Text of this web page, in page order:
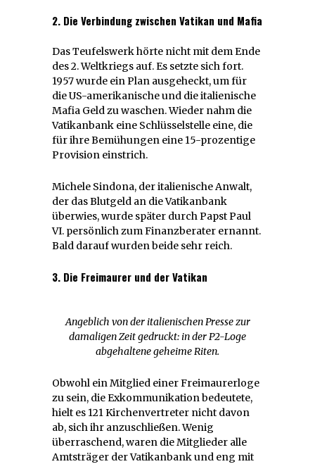
2. Die Verbindung zwischen Vatikan und Mafia
Das Teufelswerk hörte nicht mit dem Ende
des 2. Weltkriegs auf. Es setzte sich fort.
1957 wurde ein Plan ausgeheckt, um für
die US-amerikanische und die italienische
Mafia Geld zu waschen. Wieder nahm die
Vatikanbank eine Schlüsselstelle eine, die
für ihre Bemühungen eine 15-prozentige
Provision einstrich.
Michele Sindona, der italienische Anwalt,
der das Blutgeld an die Vatikanbank
überwies, wurde später durch Papst Paul
VI. persönlich zum Finanzberater ernannt.
Bald darauf wurden beide sehr reich.
3. Die Freimaurer und der Vatikan
Angeblich von der italienischen Presse zur
damaligen Zeit gedruckt: in der P2-Loge
abgehaltene geheime Riten.
Obwohl ein Mitglied einer Freimaurerloge
zu sein, die Exkommunikation bedeutete,
hielt es 121 Kirchenvertreter nicht davon
ab, sich ihr anzuschließen. Wenig
überraschend, waren die Mitglieder alle
Amtsträger der Vatikanbank und eng mit